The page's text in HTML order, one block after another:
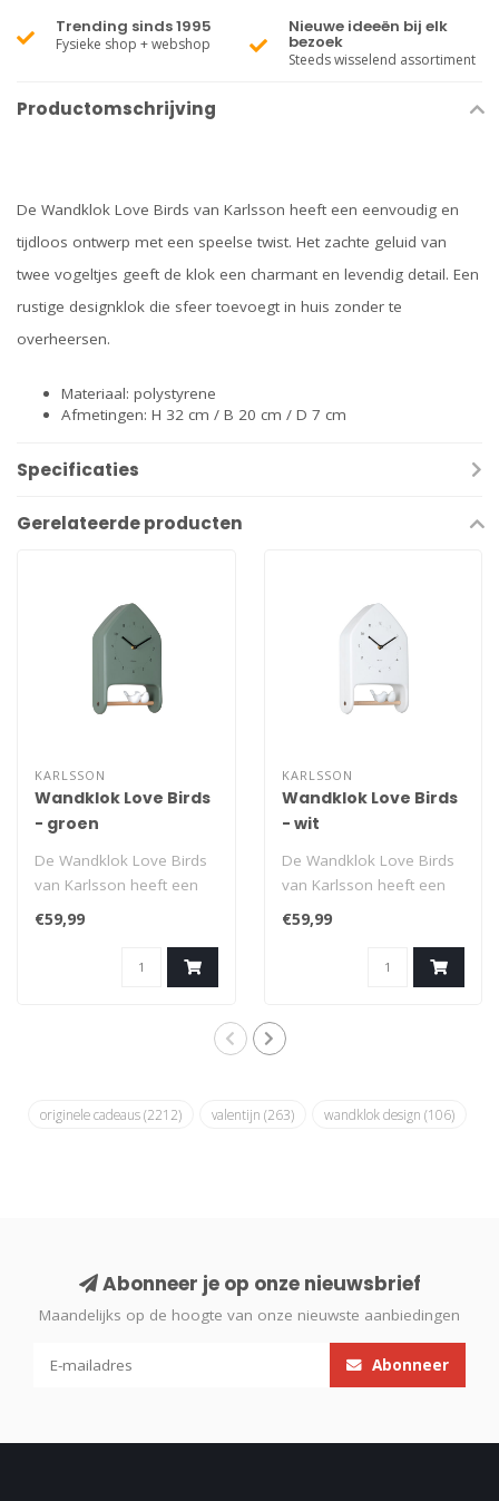
Trending sinds 1995
Fysieke shop + webshop
Nieuwe ideeën bij elk
bezoek
Steeds wisselend assortiment
Productomschrijving
De Wandklok Love Birds van Karlsson heeft een eenvoudig en
tijdloos ontwerp met een speelse twist. Het zachte geluid van
twee vogeltjes geeft de klok een charmant en levendig detail. Een
rustige designklok die sfeer toevoegt in huis zonder te
overheersen.
Materiaal: polystyrene
Afmetingen: H 32 cm / B 20 cm / D 7 cm
Specificaties
Gerelateerde producten
KARLSSON
Wandklok Love Birds
- groen
De Wandklok Love Birds
van Karlsson heeft een
eenvoudig en tijdloos
ontwerp met ..
€59,99
KARLSSON
Wandklok Love Birds
- wit
De Wandklok Love Birds
van Karlsson heeft een
eenvoudig en tijdloos
ontwerp met ..
€59,99
originele cadeaus(2212) valentijn (263) wandklok design (106)
Abonneer je op onze nieuwsbrief
Maandelijks op de hoogte van onze nieuwste aanbiedingen
Abonneer